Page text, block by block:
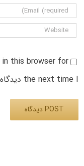
in this browser for
the next time I دیدگاه.